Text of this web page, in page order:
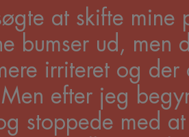
at skifte
bumser ud, men
irriteret og
Men efter jeg
stoppede med